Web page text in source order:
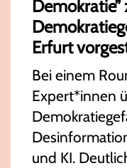
Demokratie”
Erfurt
Bei einem
Expert*innen
und KI.